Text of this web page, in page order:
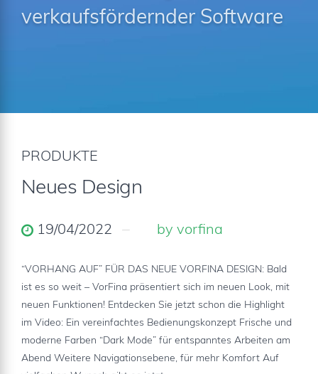
verkaufsfördernder Software
PRODUKTE
Neues Design
19/04/2022 by vorfina
“VORHANG AUF” FÜR DAS NEUE VORFINA DESIGN: Bald
ist es so weit – VorFina präsentiert sich im neuen Look, mit
neuen Funktionen! Entdecken Sie jetzt schon die Highlight
im Video: Ein vereinfachtes Bedienungskonzept Frische und
moderne Farben “Dark Mode” für entspanntes Arbeiten am
Abend Weitere Navigationsebene, für mehr Komfort Auf